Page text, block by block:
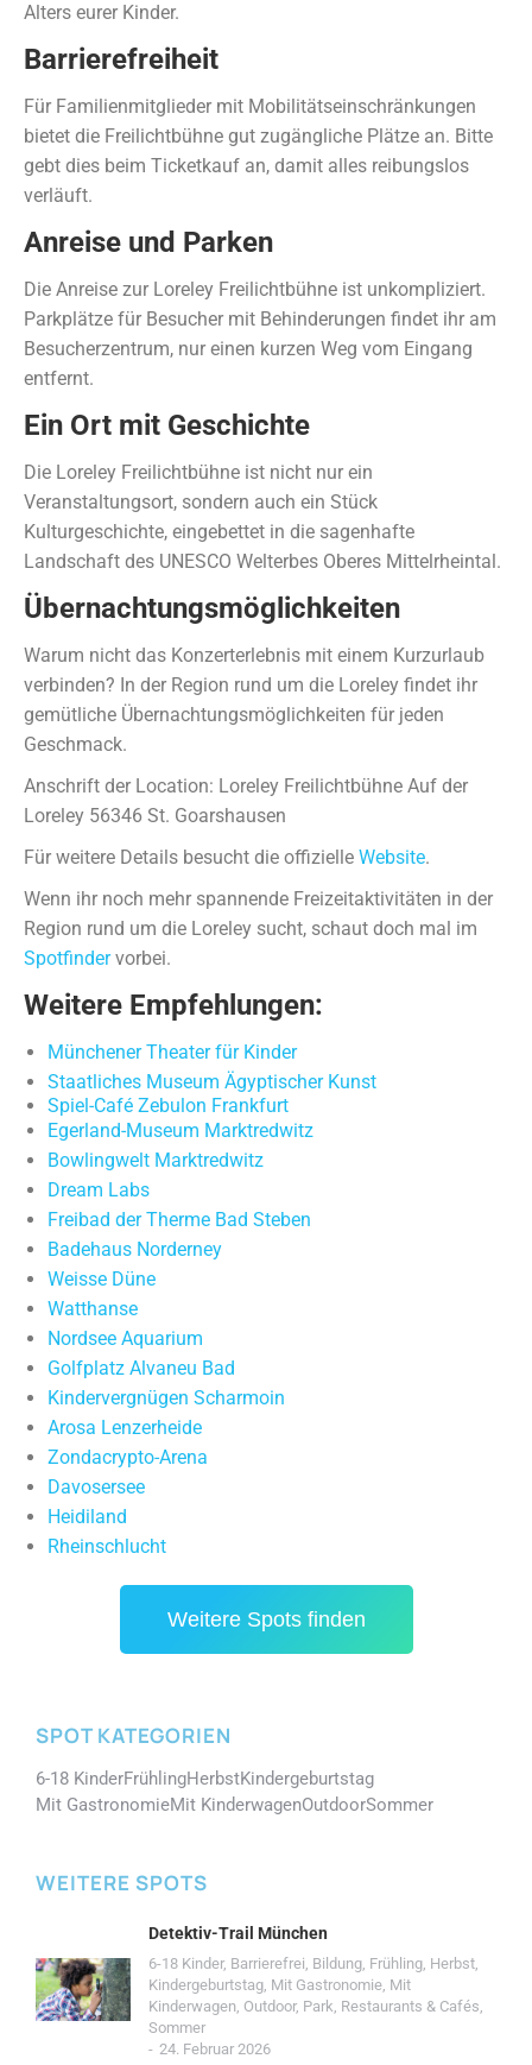
Alters eurer Kinder.
Barrierefreiheit
Für Familienmitglieder mit Mobilitätseinschränkungen
bietet die Freilichtbühne gut zugängliche Plätze an. Bitte
gebt dies beim Ticketkauf an, damit alles reibungslos
verläuft.
Anreise und Parken
Die Anreise zur Loreley Freilichtbühne ist unkompliziert.
Parkplätze für Besucher mit Behinderungen findet ihr am
Besucherzentrum, nur einen kurzen Weg vom Eingang
entfernt.
Ein Ort mit Geschichte
Die Loreley Freilichtbühne ist nicht nur ein
Veranstaltungsort, sondern auch ein Stück
Kulturgeschichte, eingebettet in die sagenhafte
Landschaft des UNESCO Welterbes Oberes Mittelrheintal.
Übernachtungsmöglichkeiten
Warum nicht das Konzerterlebnis mit einem Kurzurlaub
verbinden? In der Region rund um die Loreley findet ihr
gemütliche Übernachtungsmöglichkeiten für jeden
Geschmack.
Anschrift der Location: Loreley Freilichtbühne Auf der
Loreley 56346 St. Goarshausen
Für weitere Details besucht die offizielle Website.
Wenn ihr noch mehr spannende Freizeitaktivitäten in der
Region rund um die Loreley sucht, schaut doch mal im
Spotfindervorbei.
Weitere Empfehlungen:
Münchener Theater für Kinder
Staatliches Museum Ägyptischer Kunst
Spiel-Café Zebulon Frankfurt
Egerland-Museum Marktredwitz
Bowlingwelt Marktredwitz
Dream Labs
Freibad der Therme Bad Steben
Badehaus Norderney
Weisse Düne
Watthanse
Nordsee Aquarium
Golfplatz Alvaneu Bad
Kindervergnügen Scharmoin
Arosa Lenzerheide
Zondacrypto-Arena
Davosersee
Heidiland
Rheinschlucht
Weitere Spots finden
SPOT KATEGORIEN
6-18 KinderFrühlingHerbstKindergeburtstag
Mit GastronomieMit KinderwagenOutdoorSommer
WEITERE SPOTS
Detektiv-Trail München
6-18 Kinder, Barrierefrei, Bildung, Frühling, Herbst,
Kindergeburtstag, Mit Gastronomie, Mit
Kinderwagen, Outdoor, Park, Restaurants & Cafés,
Sommer
24. Februar 2026